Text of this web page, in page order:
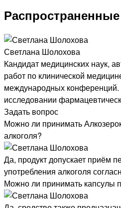
Светлана Шолохова
Кандидат медицинских наук,
работ по клинической
международных
исследовании
Задать вопрос
Можно ли принимать
алкоголя?
Да, продукт допускает приём
употребления алкоголя
Можно ли принимать капсулы